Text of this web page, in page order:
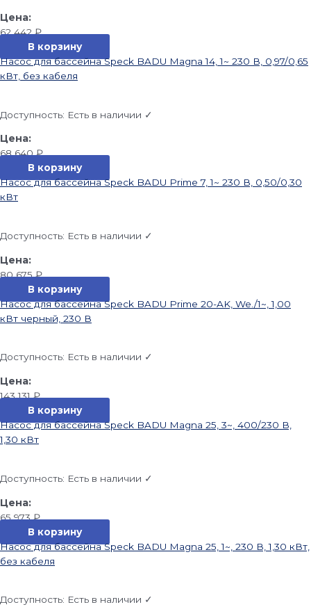
62 442₽
В корзину
Насос для бассейна Speck BADU Magna 14, 1~ 230 В, 0,97/0,65
кВт, без кабеля
Доступность: Есть в наличии ✓
68 640₽
В корзину
Насос для бассейна Speck BADU Prime 7, 1~ 230 В, 0,50/0,30
кВт
Доступность: Есть в наличии ✓
80 675₽
В корзину
Насос для бассейна Speck BADU Prime 20-AK, We./1~, 1,00
кВт черный, 230 В
Доступность: Есть в наличии ✓
143 131₽
В корзину
Насос для бассейна Speck BADU Magna 25, 3~, 400/230 В,
1,30 кВт
Доступность: Есть в наличии ✓
65 973₽
В корзину
Насос для бассейна Speck BADU Magna 25, 1~, 230 В, 1,30 кВт,
без кабеля
Доступность: Есть в наличии ✓